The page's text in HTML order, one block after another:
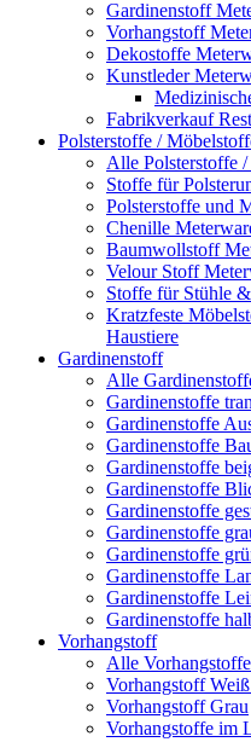
Gardinenstoff
Vorhangstoff
Dekostoffe
Kunstleder
Fabrikverkauf
Polsterstoffe /
Alle Polsterstoffe
Stoffe für
Polsterstoffe und
Chenille
Baumwollstoff
Velour Stoff
Stoffe für Stühle
Kratzfeste
Haustiere
Gardinenstoff
Alle
Gardinenstoffe
Gardinenstoffe
Gardinenstoffe
Gardinenstoffe
Gardinenstoffe
Gardinenstoffe
Gardinenstoffe
Gardinenstoffe
Gardinenstoffe
Gardinenstoffe
Gardinenstoffe
Vorhangstoff
Alle
Vorhangstoff
Vorhangstoff Grau
Vorhangstoffe im